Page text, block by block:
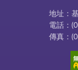
地址：
電話：
傳真：